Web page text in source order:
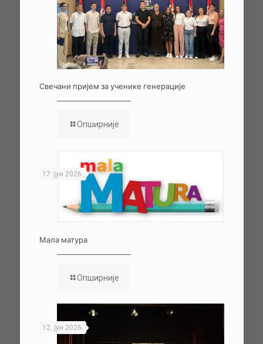
Свечани пријем за ученике генерације
Опширније
17. јун 2026.
Мала матура
Опширније
12. јун 2026.